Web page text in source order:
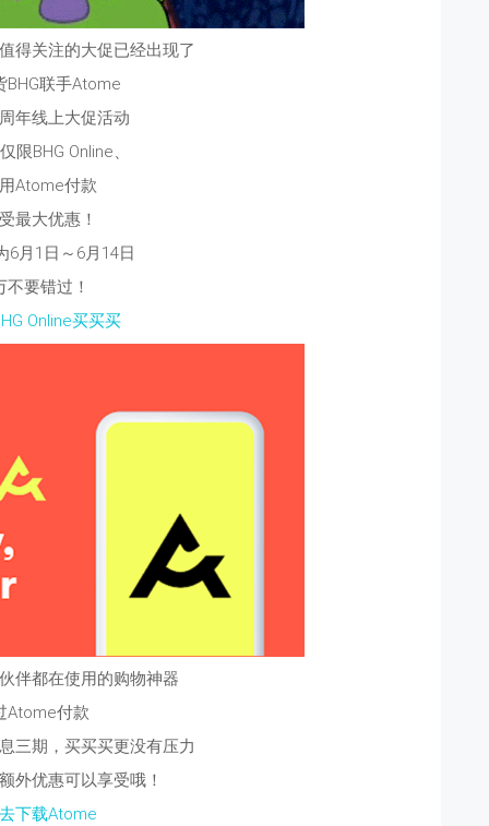
得关注的大促已经出现了
BHG联手Atome
年线上大促活动
限BHG Online、
Atome付款
最大优惠！
6月1日～6月14日
不要错过！
Online买买买
伴都在使用的购物神器
Atome付款
三期，买买买更没有压力
外优惠可以享受哦！
下载Atome